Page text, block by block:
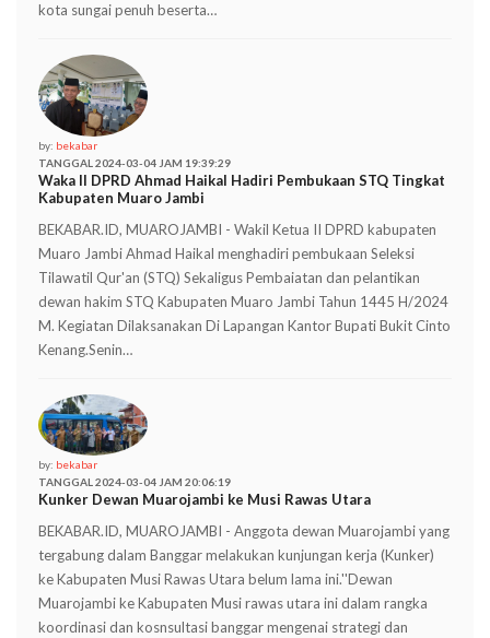
kota sungai penuh beserta…
by: bekabar
TANGGAL 2024-03-04 JAM 19:39:29
Waka II DPRD Ahmad Haikal Hadiri Pembukaan STQ Tingkat
Kabupaten Muaro Jambi
BEKABAR.ID, MUAROJAMBI - Wakil Ketua II DPRD kabupaten
Muaro Jambi Ahmad Haikal menghadiri pembukaan Seleksi
Tilawatil Qur'an (STQ) Sekaligus Pembaiatan dan pelantikan
dewan hakim STQ Kabupaten Muaro Jambi Tahun 1445 H/2024
M. Kegiatan Dilaksanakan Di Lapangan Kantor Bupati Bukit Cinto
Kenang.Senin…
by: bekabar
TANGGAL 2024-03-04 JAM 20:06:19
Kunker Dewan Muarojambi ke Musi Rawas Utara
BEKABAR.ID, MUAROJAMBI - Anggota dewan Muarojambi yang
tergabung dalam Banggar melakukan kunjungan kerja (Kunker)
ke Kabupaten Musi Rawas Utara belum lama ini.''Dewan
Muarojambi ke Kabupaten Musi rawas utara ini dalam rangka
koordinasi dan kosnsultasi banggar mengenai strategi dan